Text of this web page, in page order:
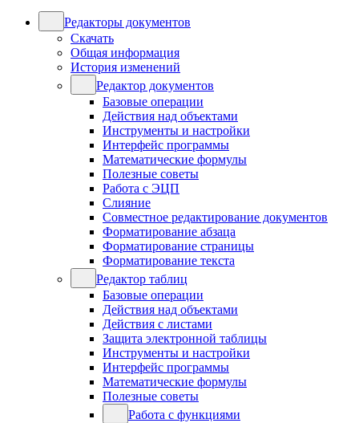
Редакторы документов
Скачать
Общая информация
История изменений
Редактор документов
Базовые операции
Действия над объектами
Инструменты и настройки
Интерфейс программы
Математические формулы
Полезные советы
Работа с ЭЦП
Слияние
Совместное редактирование документов
Форматирование абзаца
Форматирование страницы
Форматирование текста
Редактор таблиц
Базовые операции
Действия над объектами
Действия с листами
Защита электронной таблицы
Инструменты и настройки
Интерфейс программы
Математические формулы
Полезные советы
Работа с функциями